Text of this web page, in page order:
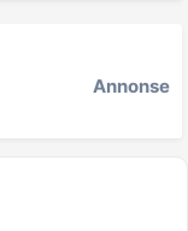
Annonse